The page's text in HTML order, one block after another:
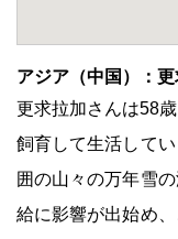
アジア（中国）：
更求拉加さんは58
飼育して生活して
囲の山々の万年雪
給に影響が出始め